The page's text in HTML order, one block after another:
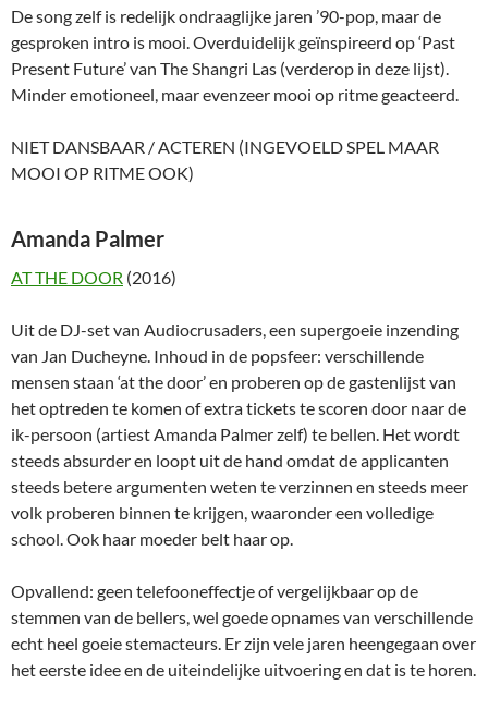
De song zelf is redelijk ondraaglijke jaren ’90-pop, maar de
gesproken intro is mooi. Overduidelijk geïnspireerd op ‘Past
Present Future’ van The Shangri Las (verderop in deze lijst).
Minder emotioneel, maar evenzeer mooi op ritme geacteerd.
NIET DANSBAAR / ACTEREN (INGEVOELD SPEL MAAR
MOOI OP RITME OOK)
Amanda Palmer
AT THE DOOR (2016)
Uit de DJ-set van Audiocrusaders, een supergoeie inzending
van Jan Ducheyne. Inhoud in de popsfeer: verschillende
mensen staan ‘at the door’ en proberen op de gastenlijst van
het optreden te komen of extra tickets te scoren door naar de
ik-persoon (artiest Amanda Palmer zelf) te bellen. Het wordt
steeds absurder en loopt uit de hand omdat de applicanten
steeds betere argumenten weten te verzinnen en steeds meer
volk proberen binnen te krijgen, waaronder een volledige
school. Ook haar moeder belt haar op.
Opvallend: geen telefooneffectje of vergelijkbaar op de
stemmen van de bellers, wel goede opnames van verschillende
echt heel goeie stemacteurs. Er zijn vele jaren heengegaan over
het eerste idee en de uiteindelijke uitvoering en dat is te horen.